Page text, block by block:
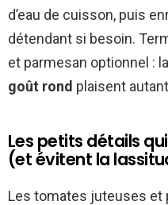
d’eau de cuisson, puis
détendant si besoin.
et parmesan optionnel : la
goût rond plaisent
Les petits détails
(et évitent la
Les tomates juteuses et